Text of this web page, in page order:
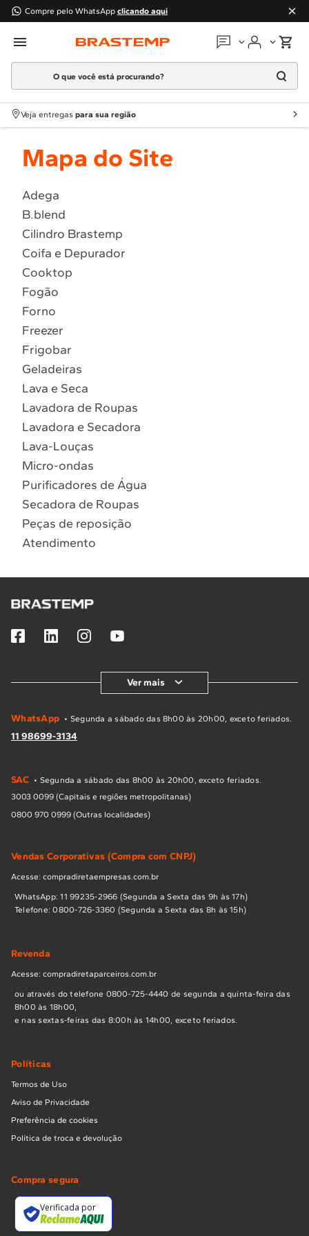
Compre pelo WhatsApp clicando aqui
Em que podemos
Atendimento Brastemp
Localizar assistência técnica
O que você está procurando?
Termos mais buscados
1º Geladeira
2
Fogao
4 º Lava Louça
5 º Cooktop
6º Microondas Brastemp
7º Forno
8º Embutir
9º Combos
Veja entregas para sua região
Mapa do Site
Adega
B.blend
Cilindro Brastemp
Coifa e Depurador
Cooktop
Fogão
Forno
Freezer
Frigobar
Geladeiras
Lava e Seca
Lavadora de Roupas
Lavadora e Secadora
Lava-Louças
Micro-ondas
Purificadores de Água
Secadora de Roupas
Peças de reposição
Atendimento
Ver mais
WhatsApp • Segunda a sábado das 8h00 às 20h00, exceto feriados.
11 98699-3134
SAC • Segunda a sábado das 8h00 às 20h00, exceto feriados.
3003 0099 (Capitais e regiões metropolitanas)
0800 970 0999 (Outras localidades)
Vendas Corporativas (Compra com CNPJ)
Acesse: compradiretaempresas.com.br
WhatsApp: 11 99235-2966 (Segunda a Sexta das 9h às 17h)
Telefone: 0800-726-3360 (Segunda a Sexta das 8h às 15h)
Revenda
Acesse: compradiretaparceiros.com.br
ou através do telefone 0800-725-4440 de segunda a quinta-feira das
8h00 às 18h00,
e nas sextas-feiras das 8:00h às 14h00, exceto feriados.
Políticas
Termos de Uso
Aviso de Privacidade
Preferência de cookies
Política de troca e devolução
Compra segura
Verificada por